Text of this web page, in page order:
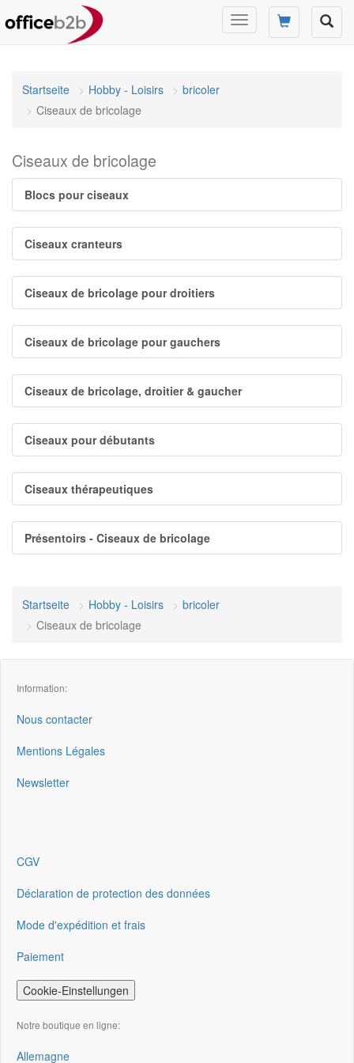
Changer
mode
Startseite
Hobby - Loisirs
bricoler
Ciseaux de bricolage
Ciseaux de bricolage
Blocs pour ciseaux
Ciseaux cranteurs
Ciseaux de bricolage pour droitiers
Ciseaux de bricolage pour gauchers
Ciseaux de bricolage, droitier & gaucher
Ciseaux pour débutants
Ciseaux thérapeutiques
Présentoirs - Ciseaux de bricolage
Startseite Hobby - Loisirs
bricoler
Ciseaux de bricolage
Information:
Nous contacter
Mentions Légales
Newsletter
CGV
Déclaration de protection des données
Mode d'expédition et frais
Paiement
Cookie-Einstellungen
Notre boutique en ligne:
Allemagne